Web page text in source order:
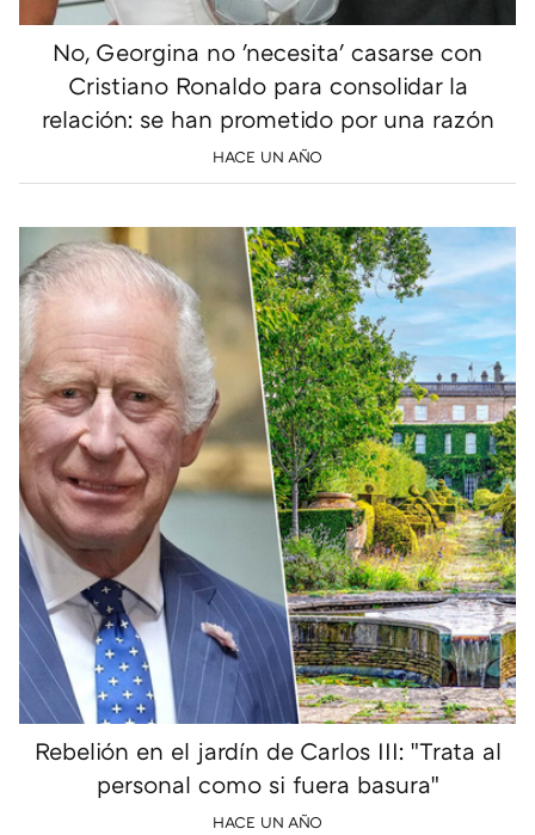
No, Georgina no 'necesita' casarse con
Cristiano Ronaldo para consolidar la
relación: se han prometido por una razón
HACE UN AÑO
Rebelión en el jardín de Carlos III: "Trata al
personal como si fuera basura"
HACE UN AÑO